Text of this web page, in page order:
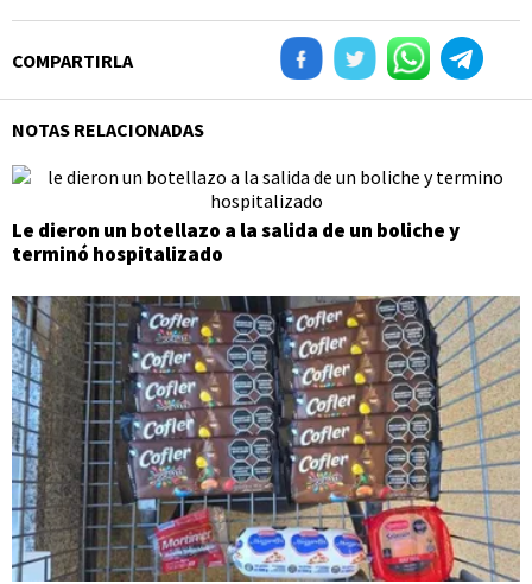
COMPARTIRLA
NOTAS RELACIONADAS
Le dieron un botellazo a la salida de un boliche y
terminó hospitalizado